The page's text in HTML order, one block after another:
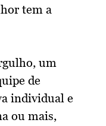
tem a
um
de
individual e
ou mais,